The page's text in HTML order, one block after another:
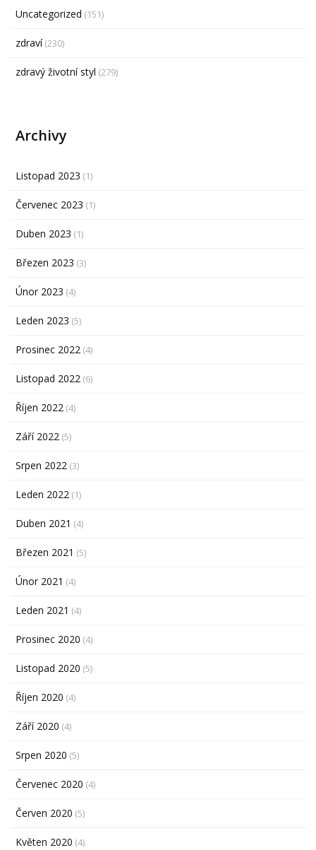
Uncategorized (151)
zdraví(230)
zdravý životní styl (279)
Archivy
Listopad 2023 (1)
Červenec 2023 (1)
Duben 2023 (1)
Březen 2023 (3)
Únor 2023 (4)
Leden 2023 (5)
Prosinec 2022 (4)
Listopad 2022 (6)
Říjen 2022 (4)
Září 2022 (5)
Srpen 2022 (3)
Leden 2022 (1)
Duben 2021 (4)
Březen 2021 (5)
Únor 2021 (4)
Leden 2021 (4)
Prosinec 2020 (4)
Listopad 2020 (5)
Říjen 2020 (4)
Září 2020 (4)
Srpen 2020 (5)
Červenec 2020 (4)
Červen 2020 (5)
Květen 2020 (4)